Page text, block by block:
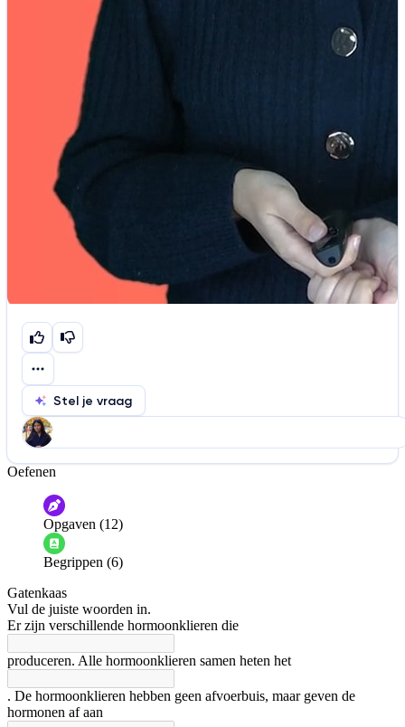
Stel je vraag
Help ons de video te verbeteren
De audio is slecht
Informatie is onjuist
De docent is te langdradig
De uitleg gaat te langzaam
Afspelen werkte niet
Iets anders
Oefenen
Opgaven (12)
Begrippen (6)
Gatenkaas
Vul de juiste woorden in.
Er zijn verschillende hormoonklieren die
produceren. Alle hormoonklieren samen heten het
. De hormoonklieren hebben geen afvoerbuis, maar geven de
hormonen af aan